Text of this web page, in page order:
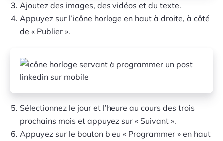
Ajoutez des images, des vidéos et du texte.
Appuyez sur l’icône horloge en haut à droite, à côté
de « Publier ».
Sélectionnez le jour et l’heure au cours des trois
prochains mois et appuyez sur « Suivant ».
Appuyez sur le bouton bleu « Programmer » en haut